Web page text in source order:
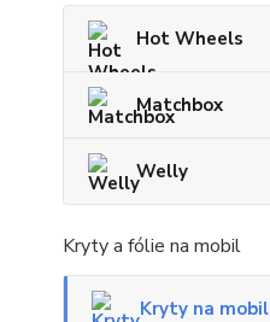
Hot Wheels
Matchbox
Welly
Kryty a fólie na mobil
Kryty na mobil